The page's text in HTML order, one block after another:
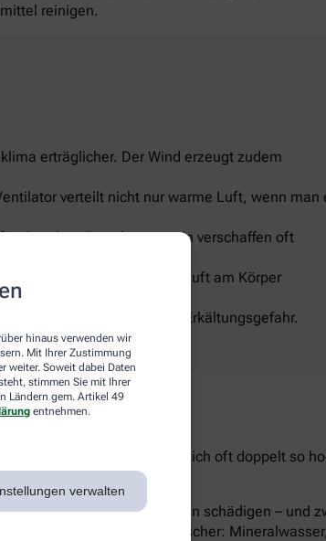
hinaus verwenden wir
Mit Ihrer Zustimmung
weiter. Soweit dabei Daten
stimmen Sie mit Ihrer
Ländern gem. Artikel 49
entnehmen.
verwalten
reinigen.
erträglicher. Der Wind erzeugt zudem
verteilt nicht nur warme Luft, wenn man
Franzbranntwein verschaffen oft
sind eine Wohltat.
und lässt die Luft am Körper
einstellen, sonst droht Erkältungsgefahr.
Der ist im Sommer nämlich oft doppelt so
meist die Folge.
auch ernsthaft die Nieren schädigen – und
sein. Die besten Durstlöscher: Mineralwasser,